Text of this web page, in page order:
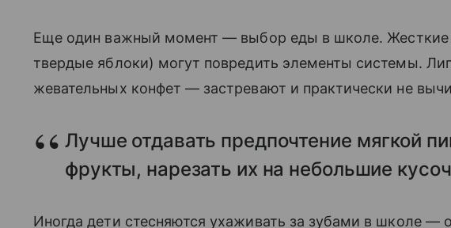
Еще один важный момент — выбор еды в школе. Жесткие
твердые яблоки) могут повредить элементы системы.
жевательных конфет — застревают и практически не
Лучше отдавать предпочтение мягкой
фрукты, нарезать их на небольшие
Иногда дети стесняются ухаживать за зубами в школе —